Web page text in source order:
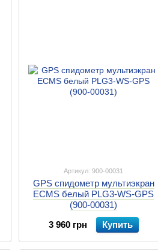
Артикул: 900-00031
GPS спидометр мультиэкран
ECMS белый PLG3-WS-GPS
(900-00031)
3 960 грн
Купить